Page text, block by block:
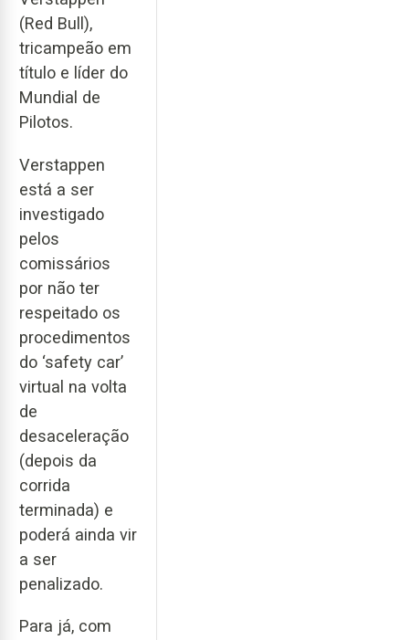
(Red Bull),
tricampeão em
título e líder do
Mundial de
Pilotos.
Verstappen
está a ser
investigado
pelos
comissários
por não ter
respeitado os
procedimentos
do ‘safety car’
virtual na volta
de
desaceleração
(depois da
corrida
terminada) e
poderá ainda vir
a ser
penalizado.
Para já, com